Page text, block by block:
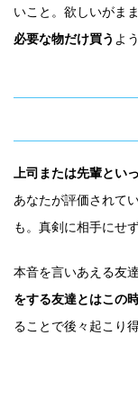
いこと。欲しいがま
必要な物だけ買う よ
上司または先輩とい
あなたが評価されて
も。真剣に相手にせ
本音を言いあえる友
をする友達とはこの
ることで後々起こり